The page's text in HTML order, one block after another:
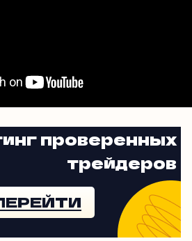
проверенных
трейдеров